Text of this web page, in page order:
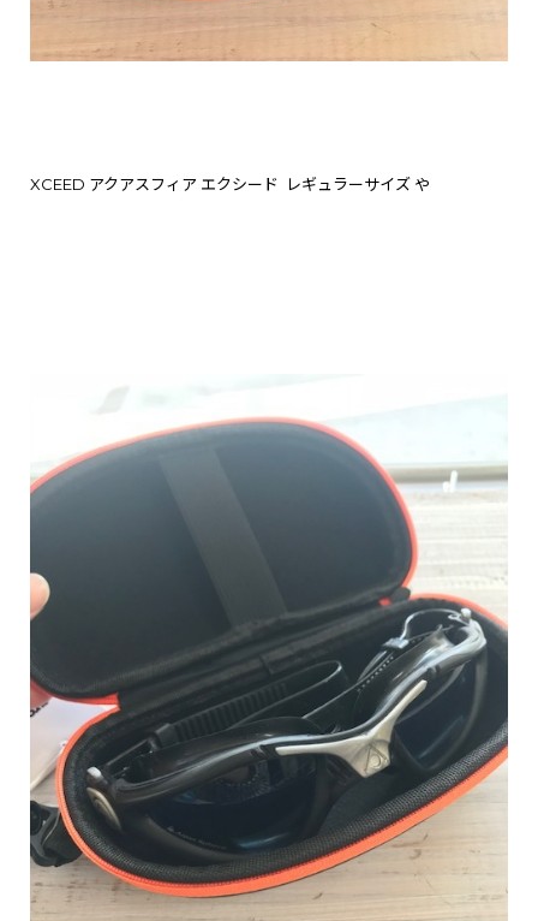
XCEED アクアスフィア エクシード レギュラーサイズ や